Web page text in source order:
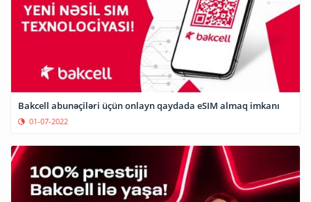
Bakcell abunəçiləri üçün onlayn qaydada eSIM almaq imkanı
01-07-2022